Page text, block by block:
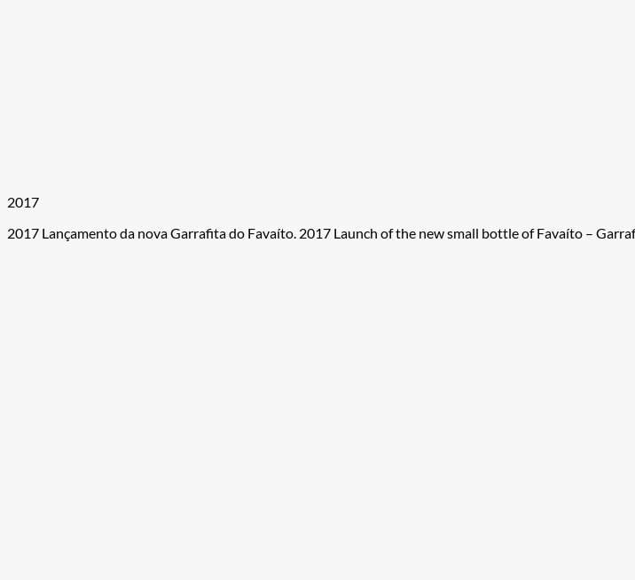
2017
2017 Lançamento da nova Garrafita do Favaíto. 2017 Launch of the new small bottle of Favaíto –